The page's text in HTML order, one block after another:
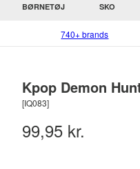
BØRNETØJ SKO
740+ brands
Kpop Demon
[IQ083]
99,95 kr.